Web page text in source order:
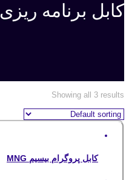
کابل برنامه ریزی MNG
Showing all 3 results
کابل پروگرام بیسیم MNG